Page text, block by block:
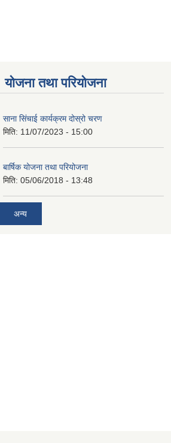
योजना तथा परियोजना
साना सिंचाई कार्यक्रम दोस्रो चरण
मिति: 11/07/2023 - 15:00
बार्षिक योजना तथा परियोजना
मिति: 05/06/2018 - 13:48
अन्य